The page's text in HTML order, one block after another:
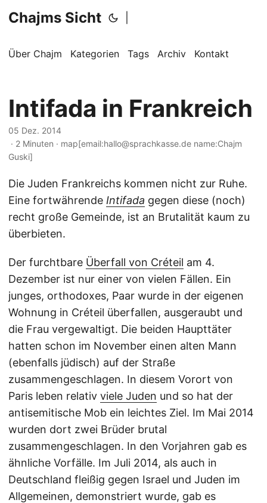
Chajms Sicht
Über Chajm Kategorien Tags Archiv Kontakt
Intifada in Frankreich
05 Dez. 2014
· 2 Minuten · map[email:hallo@sprachkasse.de name:Chajm
Guski]
Die Juden Frankreichs kommen nicht zur Ruhe.
Eine fortwährende Intifada gegen diese (noch)
recht große Gemeinde, ist an Brutalität kaum zu
überbieten.
Der furchtbare Überfall von Créteil am 4.
Dezember ist nur einer von vielen Fällen. Ein
junges, orthodoxes, Paar wurde in der eigenen
Wohnung in Créteil überfallen, ausgeraubt und
die Frau vergewaltigt. Die beiden Haupttäter
hatten schon im November einen alten Mann
(ebenfalls jüdisch) auf der Straße
zusammengeschlagen. In diesem Vorort von
Paris leben relativ viele Juden und so hat der
antisemitische Mob ein leichtes Ziel. Im Mai 2014
wurden dort zwei Brüder brutal
zusammengeschlagen. In den Vorjahren gab es
ähnliche Vorfälle. Im Juli 2014, als auch in
Deutschland fleißig gegen Israel und Juden im
Allgemeinen, demonstriert wurde, gab es